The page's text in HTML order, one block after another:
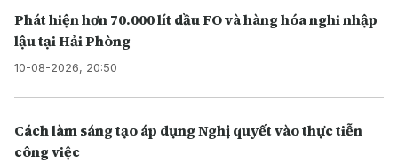
Phát hiện hơn 70.000 lít dầu FO và hàng hóa nghi nhập
lậu tại Hải Phòng
10-08-2026, 20:50
Cách làm sáng tạo áp dụng Nghị quyết vào thực tiễn
công việc